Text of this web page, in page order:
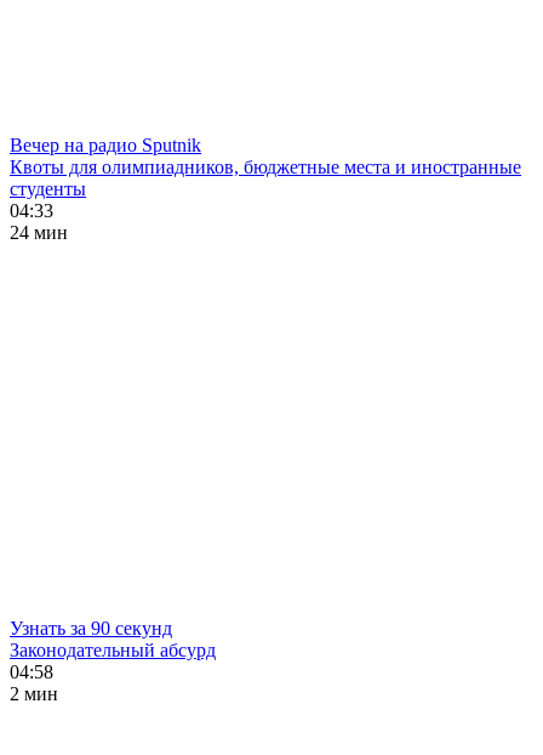
Вечер на радио Sputnik
Квоты для олимпиадников, бюджетные места и иностранные
студенты
04:33
24 мин
Узнать за 90 секунд
Законодательный абсурд
04:58
2 мин